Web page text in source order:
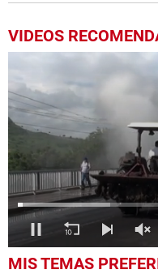
VIDEOS
seconds
MIS TEMAS